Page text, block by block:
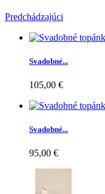
Predchádzajúci
Svadobné...
105,00 €
Svadobné...
95,00 €